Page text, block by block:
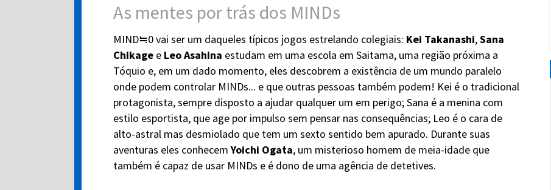
As mentes por trás dos MINDs
MIND≒0 vai ser um daqueles típicos jogos estrelando colegiais: Kei Takanashi,Sana
Chikagee Leo Asahina estudam em uma escola em Saitama, uma região próxima a
Tóquio e, em um dado momento, eles descobrem a existência de um mundo paralelo
onde podem controlar MINDs... e que outras pessoas também podem! Kei é o tradicional
protagonista, sempre disposto a ajudar qualquer um em perigo; Sana é a menina com
estilo esportista, que age por impulso sem pensar nas consequências; Leo é o cara de
alto-astral mas desmiolado que tem um sexto sentido bem apurado. Durante suas
aventuras eles conhecemYoichi Ogata, um misterioso homem de meia-idade que
também é capaz de usar MINDs e é dono de uma agência de detetives.